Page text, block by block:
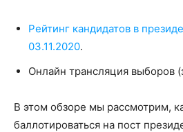
Рейтинг кандидатов в
03.11.2020.
Онлайн трансляция выборов
В этом обзоре мы рассмотрим,
баллотироваться на пост